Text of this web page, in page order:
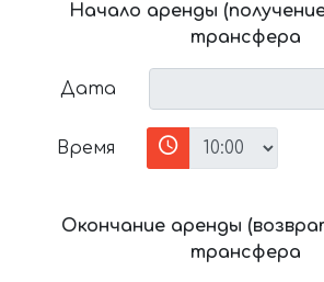
Начало аренды
трансфера
Дата
Время
Окончание аренды
трансфера